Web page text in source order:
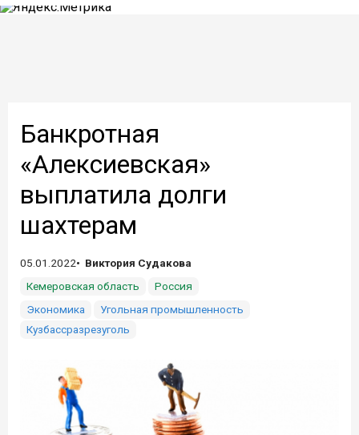
Банкротная
«Алексиевская»
выплатила долги
шахтерам
05.01.2022
Виктория Судакова
Кемеровская область
Россия
Экономика
Угольная промышленность
Кузбассразрезуголь